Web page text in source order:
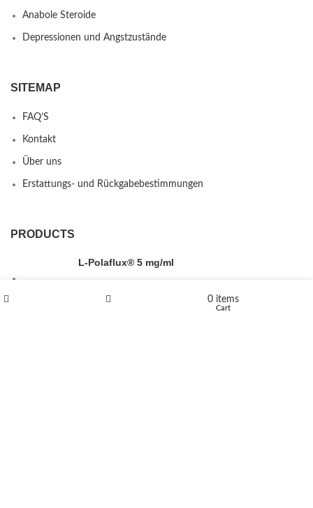
Anabole Steroide
Depressionen und Angstzustände
SITEMAP
FAQ’S
Kontakt
Über uns
Erstattungs- und Rückgabebestimmungen
PRODUCTS
L-Polaflux® 5 mg/ml
0 items
Cart